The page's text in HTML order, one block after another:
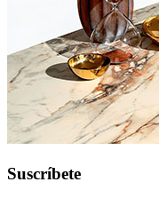
Suscríbete